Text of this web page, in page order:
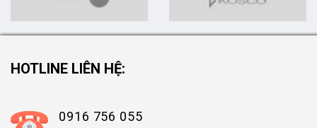
HOTLINE LIÊN HỆ:
0916 756 055